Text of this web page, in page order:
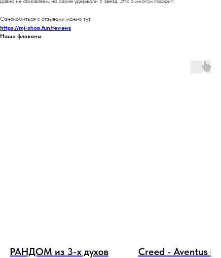
Ознакомиться с отзывами можно тут
https://mj-shop.fun/reviews
Наши флаконы
РАНДОМ из 3-х духов
Creed - Aventus